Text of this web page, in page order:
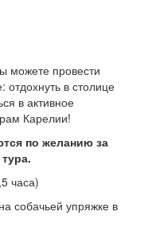
можете провести
в столице
в активное
Карелии!
по желанию за
часа)
собачьей упряжке в